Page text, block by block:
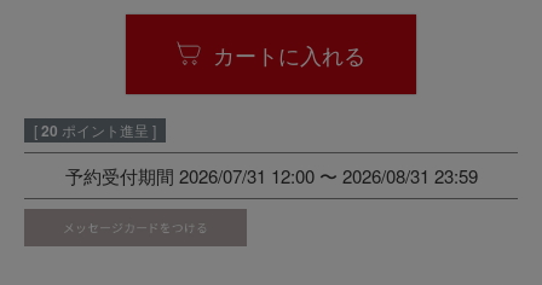
カートに入れる
[20 ポイント進呈 ]
予約受付期間 2026/07/31 12:00 〜 2026/08/31 23:59